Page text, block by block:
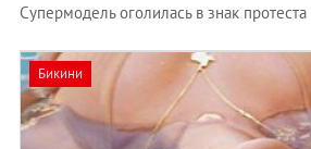
Супермодель оголилась в знак протеста
Бикини